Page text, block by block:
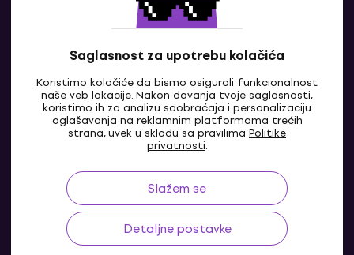
Saglasnost za upotrebu kolačića
Koristimo kolačiće da bismo osigurali funkcionalnost
naše veb lokacije. Nakon davanja tvoje saglasnosti,
koristimo ih za analizu saobraćaja i personalizaciju
oglašavanja na reklamnim platformama trećih
strana, uvek u skladu sa pravilima Politike
privatnosti.
Slažem se
Detaljne postavke
Kontaktiraj nas
RS